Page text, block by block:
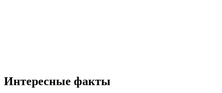
Интересные факты